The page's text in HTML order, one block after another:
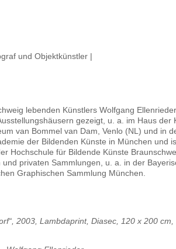
und Objektkünstler |
lebenden Künstlers Wolfgang
gezeigt, u. a. im Haus der
van Bommel van Dam, Venlo (NL) und in
der Bildenden Künste in München und
Hochschule für Bildende Künste
privaten Sammlungen, u. a. in der
Graphischen Sammlung München.
2003, Lambdaprint, Diasec, 120 x 200